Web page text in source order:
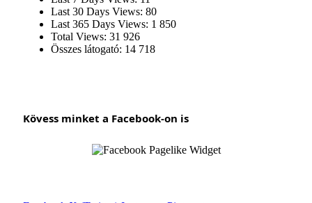
Last 30 Days Views: 80
Last 365 Days Views: 1 850
Total Views: 31 926
Összes látogató: 14 718
Kövess minket a Facebook-on is